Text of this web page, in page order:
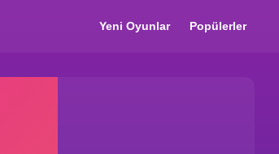
Yeni Oyunlar Popülerler